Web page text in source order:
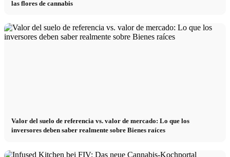
las flores de cannabis
Valor del suelo de referencia vs. valor de mercado: Lo que los
inversores deben saber realmente sobre Bienes raíces